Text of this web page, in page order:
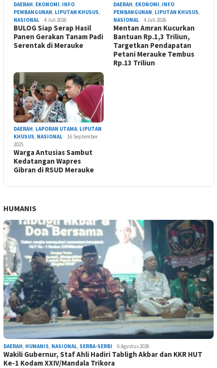
DAERAH EKONOMI INFO
PEMBANGUNAN LIPUTAN KHUSUS
NASIONAL
4 Juli 2026
BULOG Siap Serap Hasil
Panen Gerakan Tanam Padi
Serentak di Merauke
DAERAH EKONOMI INFO
PEMBANGUNAN LIPUTAN KHUSUS
NASIONAL
4 Juli 2026
Mentan Amran Kucurkan
Bantuan Rp.1,3 Triliun,
Targetkan Pendapatan
Petani Merauke Tembus
Rp.13 Triliun
DAERAH LAPORAN UTAMA LIPUTAN
KHUSUS NASIONAL
16 September
2025
Warga Antusias Sambut
Kedatangan Wapres
Gibran di RSUD Merauke
HUMANIS
DAERAH HUMANIS NASIONAL SERBA-SERBI 6 Agustus 2026
Wakili Gubernur, Staf Ahli Hadiri Tabligh Akbar dan KKR HUT
Ke-1 Kodam XXIV/Mandala Trikora